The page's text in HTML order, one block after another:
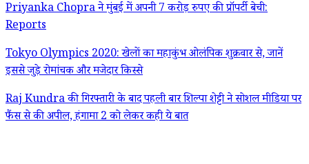
Priyanka Chopra ने मुंबई में अपनी 7 करोड़ रुपए की प्रॉपर्टी बेची:
Reports
Tokyo Olympics 2020: खेलों का महाकुंभ ओलंपिक शुक्रवार से, जानें
इससे जुड़े रोमांचक और मजेदार किस्से
Raj Kundra की गिरफ्तारी के बाद पहली बार शिल्पा शेट्टी ने सोशल मीडिया पर
फैंस से की अपील, हंगामा 2 को लेकर कही ये बात